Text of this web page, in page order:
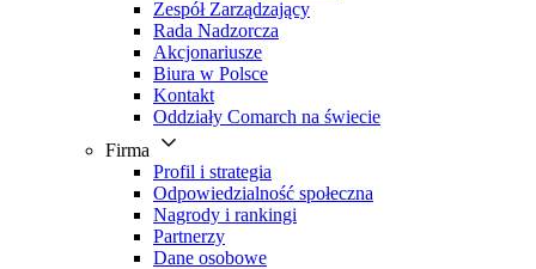
Zespół Zarządzający
Rada Nadzorcza
Akcjonariusze
Biura w Polsce
Kontakt
Oddziały Comarch na świecie
Firma
Profil i strategia
Odpowiedzialność społeczna
Nagrody i rankingi
Partnerzy
Dane osobowe